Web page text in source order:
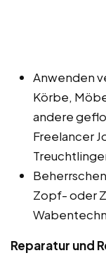
Anwenden
Körbe,
andere
Freelancer
Zopf- oder
Reparatur und